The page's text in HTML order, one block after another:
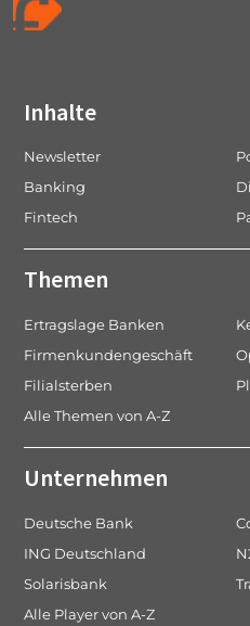
n
g
o
n
Inhalte
Newsletter
Banking
Fintech
Themen
Ertragslage Banken
Firmenkundengeschäft
Filialsterben
Alle Themen von A-Z
Unternehmen
Deutsche Bank
ING Deutschland
Solarisbank
Alle Player von A-Z